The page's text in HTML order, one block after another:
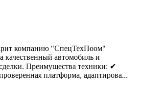
компанию "СпецТехПоом"
автомобиль и
Преимущества техники: ✔
платформа, адаптирова...